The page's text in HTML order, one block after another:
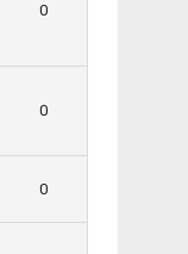
0
0
0